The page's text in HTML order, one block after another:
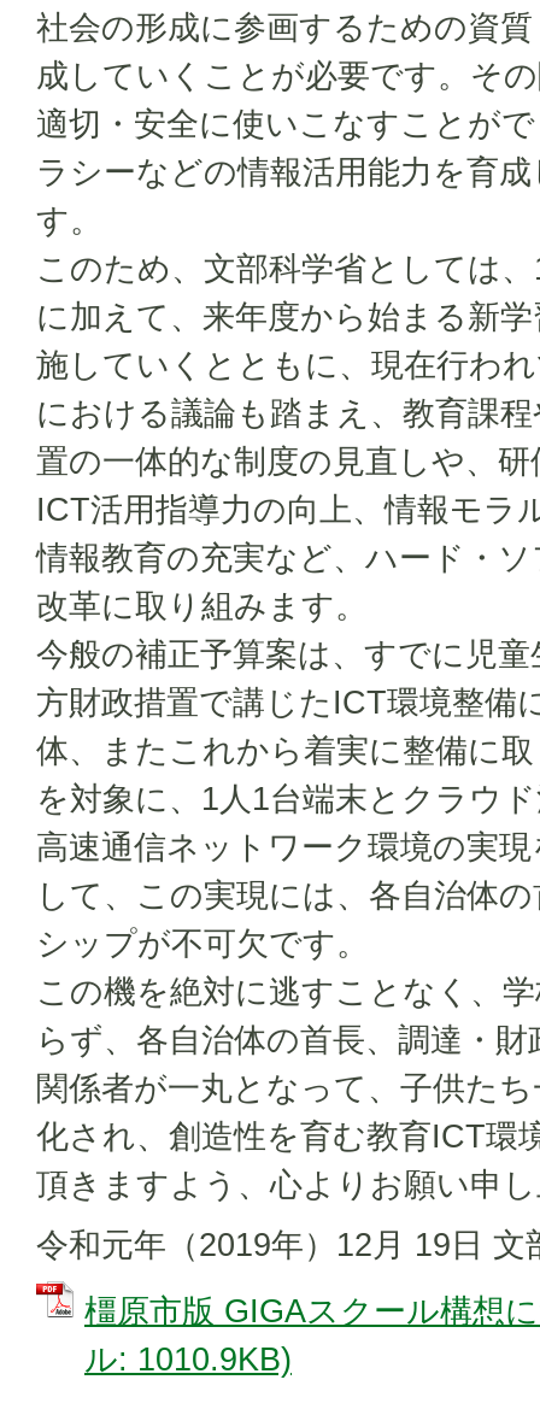
社会の形成に参画するための資
成していくことが必要です。そ
適切・安全に使いこなすことが
ラシーなどの情報活用能力を育
す。
このため、文部科学省としては
に加えて、来年度から始まる新
施していくとともに、現在行わ
における議論も踏まえ、教育課
置の一体的な制度の見直しや、
ICT活用指導力の向上、情報モラ
情報教育の充実など、ハード・
改革に取り組みます。
今般の補正予算案は、すでに児
方財政措置で講じたICT環境整備
体、またこれから着実に整備に
を対象に、1人1台端末とクラウ
高速通信ネットワーク環境の実
して、この実現には、各自治体
シップが不可欠です。
この機を絶対に逃すことなく、
らず、各自治体の首長、調達・
関係者が一丸となって、子供た
化され、創造性を育む教育ICT環
頂きますよう、心よりお願い申
令和元年（2019年）12月 19日
橿原市版 GIGAスクール構想
ル: 1010.9KB)